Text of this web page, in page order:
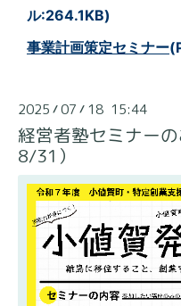
ル:264.1KB)
事業計画策定セミナー
2025 /07 / 18 15:44
経営者塾セミナー
8/31）